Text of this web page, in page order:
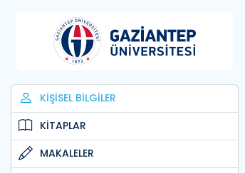
KİŞİSEL BİLGİLER
KİTAPLAR
MAKALELER